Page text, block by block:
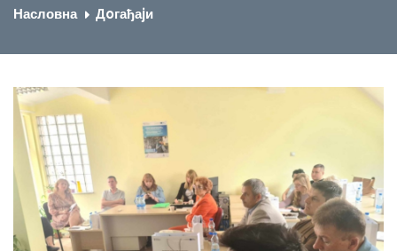
Насловна Дoгађаjи